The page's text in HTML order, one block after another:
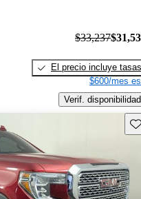
$33,237
El precio incluye tasas
$600/mes
Verif. disponibilidad